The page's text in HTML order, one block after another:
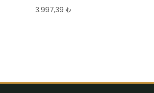
3.997,39 ₺